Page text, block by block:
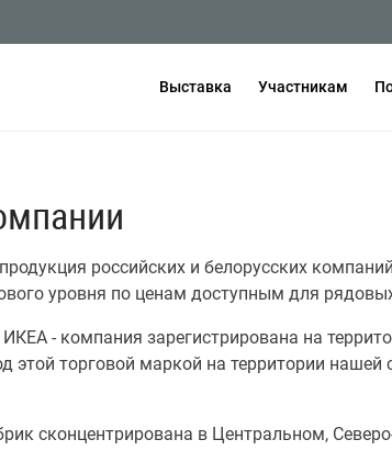
Выставка Участникам
российских и белорусских
уровня по ценам доступным для
- компания зарегистрирована на
этой торговой маркой на территории
сконцентрирована в Центральном,